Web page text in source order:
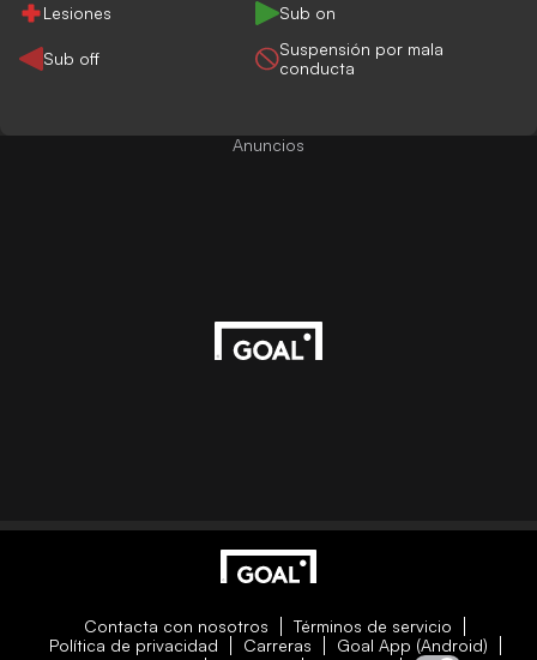
Lesiones
Sub on
Sub off
Suspensión por mala
conducta
Anuncios
Contacta con nosotros
Términos de servicio
Política de privacidad
Carreras
Goal App (Android)